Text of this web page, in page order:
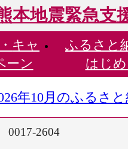
本地震緊急支
キャ
ーン
ふるさと
はじめ
年10月のふるさ
0017-2604